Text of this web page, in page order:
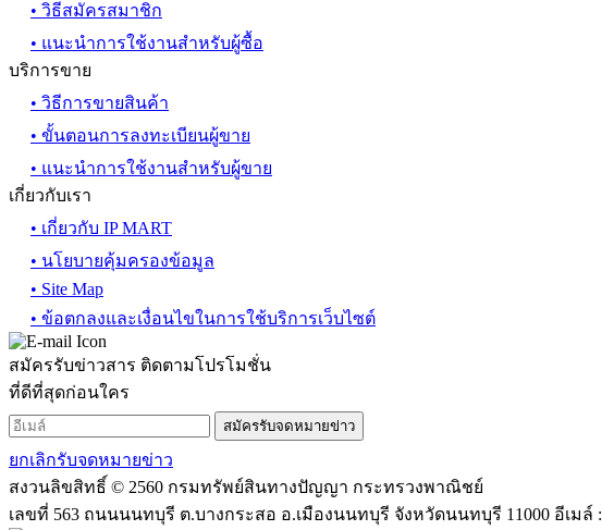
• วิธีสมัครสมาชิก
• แนะนำการใช้งานสำหรับผู้ซื้อ
บริการขาย
• วิธีการขายสินค้า
• ขั้นตอนการลงทะเบียนผู้ขาย
• แนะนำการใช้งานสำหรับผู้ขาย
เกี่ยวกับเรา
• เกี่ยวกับ IP MART
• นโยบายคุ้มครองข้อมูล
• Site Map
• ข้อตกลงและเงื่อนไขในการใช้บริการเว็บไซต์
สมัครรับข่าวสาร ติดตามโปรโมชั่น
ที่ดีที่สุดก่อนใคร
สมัครรับจดหมายข่าว
ยกเลิกรับจดหมายข่าว
สงวนลิขสิทธิ์ © 2560 กรมทรัพย์สินทางปัญญา กระทรวงพาณิชย์
เลขที่ 563 ถนนนนทบุรี ต.บางกระสอ อ.เมืองนนทบุรี จังหวัดนนทบุรี 11000 อีเมล์ :